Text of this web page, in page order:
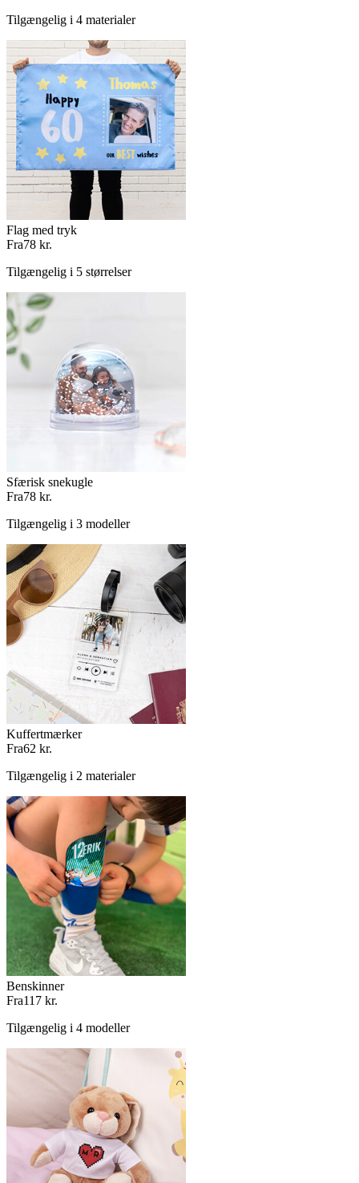
Tilgængelig i 4 materialer
Flag med tryk
Fra78 kr.
Tilgængelig i 5 størrelser
Sfærisk snekugle
Fra78 kr.
Tilgængelig i 3 modeller
Kuffertmærker
Fra62 kr.
Tilgængelig i 2 materialer
Benskinner
Fra117 kr.
Tilgængelig i 4 modeller